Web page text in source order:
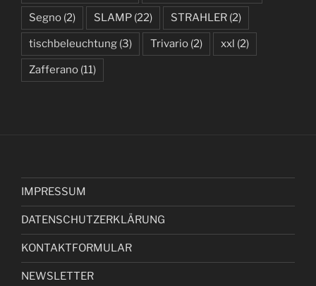
Segno (2) SLAMP (22) STRAHLER (2)
tischbeleuchtung (3) Trivario (2) xxl (2)
Zafferano (11)
IMPRESSUM
DATENSCHUTZERKLÄRUNG
KONTAKTFORMULAR
NEWSLETTER